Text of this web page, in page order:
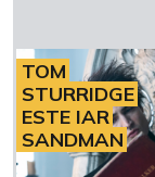
TOM
STURRIDGE
ESTE IAR
SANDMAN